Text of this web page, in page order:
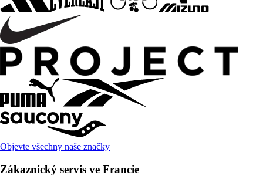
Objevte všechny naše značky
Zákaznický servis ve Francie